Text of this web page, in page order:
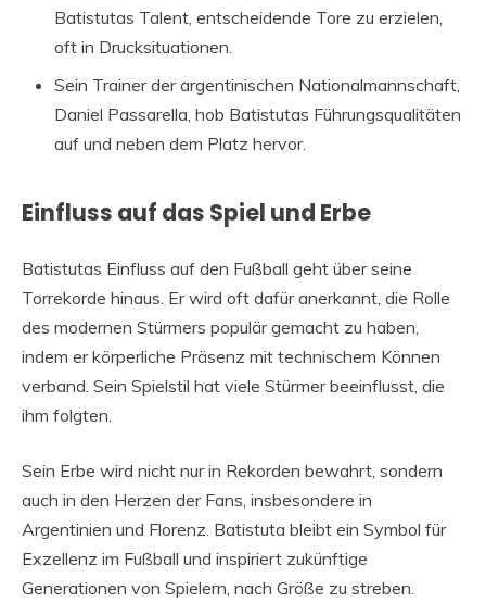
Batistutas Talent, entscheidende Tore zu erzielen,
oft in Drucksituationen.
Sein Trainer der argentinischen Nationalmannschaft,
Daniel Passarella, hob Batistutas Führungsqualitäten
auf und neben dem Platz hervor.
Einfluss auf das Spiel und Erbe
Batistutas Einfluss auf den Fußball geht über seine
Torrekorde hinaus. Er wird oft dafür anerkannt, die Rolle
des modernen Stürmers populär gemacht zu haben,
indem er körperliche Präsenz mit technischem Können
verband. Sein Spielstil hat viele Stürmer beeinflusst, die
ihm folgten.
Sein Erbe wird nicht nur in Rekorden bewahrt, sondern
auch in den Herzen der Fans, insbesondere in
Argentinien und Florenz. Batistuta bleibt ein Symbol für
Exzellenz im Fußball und inspiriert zukünftige
Generationen von Spielern, nach Größe zu streben.